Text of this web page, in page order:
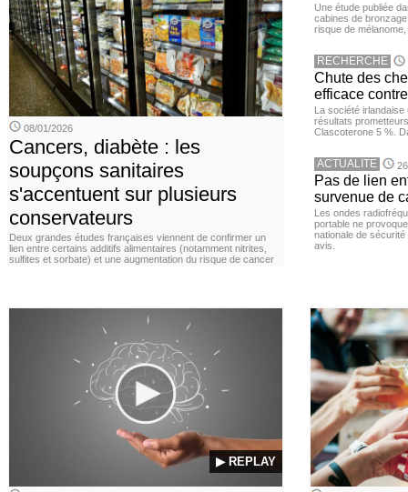
08/01/2026
Cancers, diabète : les
soupçons sanitaires
s'accentuent sur plusieurs
conservateurs
Deux grandes études françaises viennent de confirmer un
lien entre certains additifs alimentaires (notamment nitrites,
sulfites et sorbate) et une augmentation du risque de cancer
Une étude publiée
cabines de
risque de
RECHERCHE
Chute des
efficace
La société
résultats
Clascoterone 5 %.
ACTUALITE
Pas de lien
survenue de
Les ondes
portable ne
nationale de
avis.
▶ REPLAY